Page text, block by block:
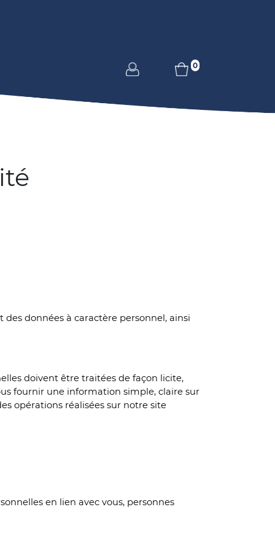
0
données à caractère personnel, ainsi
doivent être traitées de façon licite,
fournir une information simple, claire sur
opérations réalisées sur notre site
en lien avec vous, personnes